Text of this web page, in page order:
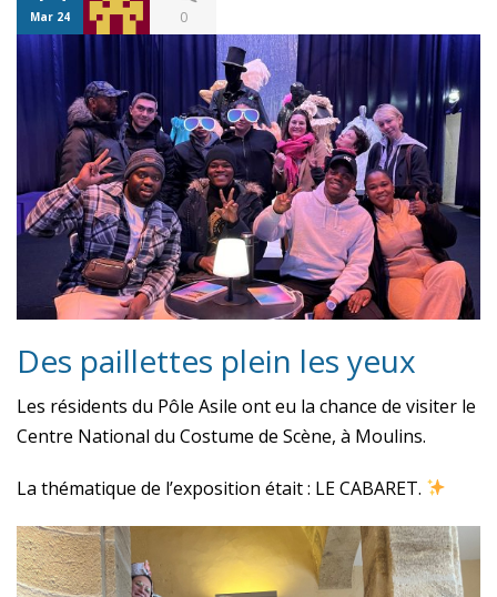
Mar 24 0
Des paillettes plein les yeux
Les résidents du Pôle Asile ont eu la chance de visiter le
Centre National du Costume de Scène, à Moulins.
La thématique de l’exposition était : LE CABARET.